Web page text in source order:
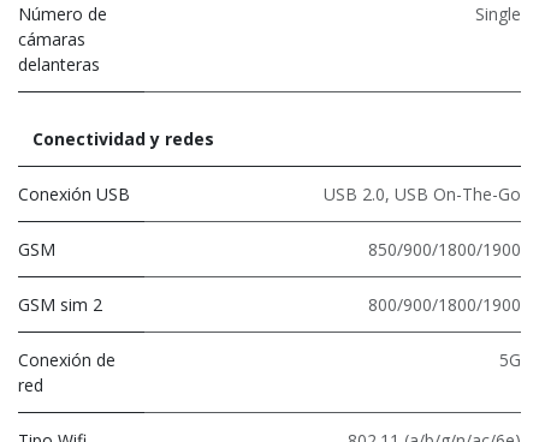
Número de
cámaras
delanteras
Single
Conectividad y redes
Conexión USB USB 2.0, USB On-The-Go
GSM 850/900/1800/1900
GSM sim 2 800/900/1800/1900
Conexión de
red
5G